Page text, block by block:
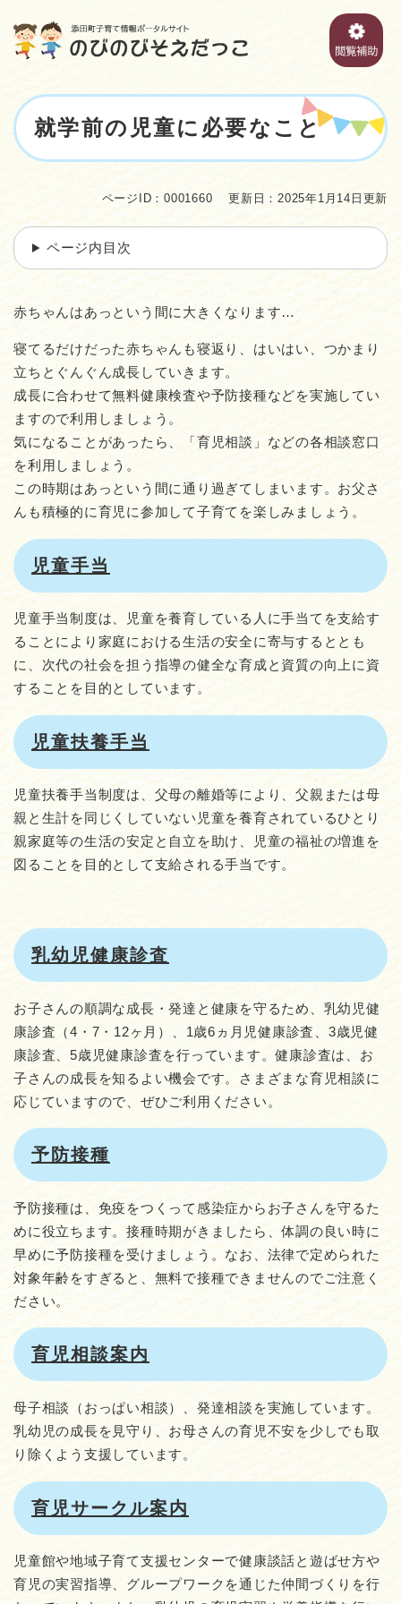
本
文
就学前の児童に必要なこと
ページID：0001660 更新日：2025年1月14日更新
ページ内目次
赤ちゃんはあっという間に大きくなります…
寝てるだけだった赤ちゃんも寝返り、はいはい、つかまり
立ちとぐんぐん成長していきます。
成長に合わせて無料健康検査や予防接種などを実施してい
ますので利用しましょう。
気になることがあったら、「育児相談」などの各相談窓口
を利用しましょう。
この時期はあっという間に通り過ぎてしまいます。お父さ
んも積極的に育児に参加して子育てを楽しみましょう。
児童手当
児童手当制度は、児童を養育している人に手当てを支給す
ることにより家庭における生活の安全に寄与するととも
に、次代の社会を担う指導の健全な育成と資質の向上に資
することを目的としています。
児童扶養手当
児童扶養手当制度は、父母の離婚等により、父親または母
親と生計を同じくしていない児童を養育されているひとり
親家庭等の生活の安定と自立を助け、児童の福祉の増進を
図ることを目的として支給される手当です。
乳幼児健康診査
お子さんの順調な成長・発達と健康を守るため、乳幼児健
康診査（4・7・12ヶ月）、1歳6ヵ月児健康診査、3歳児健
康診査、5歳児健康診査を行っています。健康診査は、お
子さんの成長を知るよい機会です。さまざまな育児相談に
応じていますので、ぜひご利用ください。
予防接種
予防接種は、免疫をつくって感染症からお子さんを守るた
めに役立ちます。接種時期がきましたら、体調の良い時に
早めに予防接種を受けましょう。なお、法律で定められた
対象年齢をすぎると、無料で接種できませんのでご注意く
ださい。
育児相談案内
母子相談（おっぱい相談）、発達相談を実施しています。
乳幼児の成長を見守り、お母さんの育児不安を少しでも取
り除くよう支援しています。
育児サークル案内
児童館や地域子育て支援センターで健康談話と遊ばせ方や
育児の実習指導、グループワークを通じた仲間づくりを行